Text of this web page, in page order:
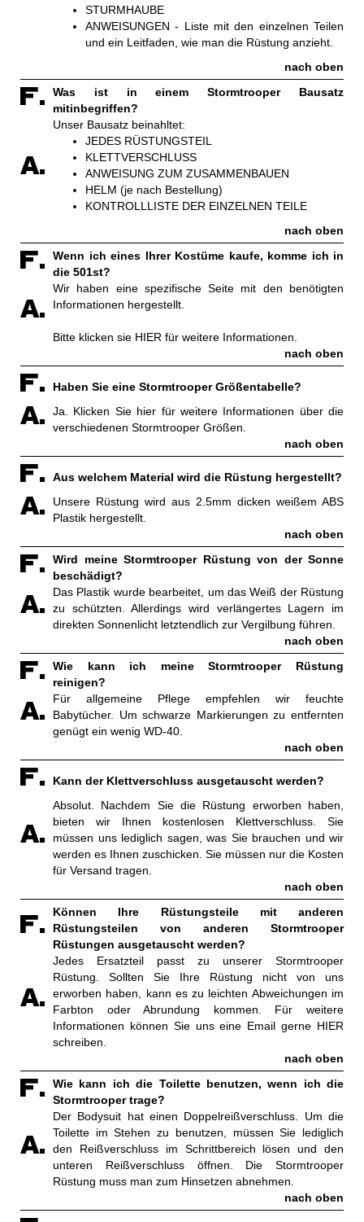
STURMHAUBE
ANWEISUNGEN - Liste mit den einzelnen Teilen
und ein Leitfaden, wie man die Rüstung anzieht.
nach oben
Was ist in einem Stormtrooper Bausatz
mitinbegriffen?
Unser Bausatz beinahltet:
JEDES RÜSTUNGSTEIL
KLETTVERSCHLUSS
ANWEISUNG ZUM ZUSAMMENBAUEN
HELM (je nach Bestellung)
KONTROLLLISTE DER EINZELNEN TEILE
nach oben
Wenn ich eines Ihrer Kostüme kaufe, komme ich in
die 501st?
Wir haben eine spezifische Seite mit den benötigten
Informationen hergestellt.
Bitte klicken sie HIER für weitere Informationen.
nach oben
Haben Sie eine Stormtrooper Größentabelle?
Ja. Klicken Sie hier für weitere Informationen über die
verschiedenen Stormtrooper Größen.
nach oben
Aus welchem Material wird die Rüstung hergestellt?
Unsere Rüstung wird aus 2.5mm dicken weißem ABS
Plastik hergestellt.
nach oben
Wird meine Stormtrooper Rüstung von der Sonne
beschädigt?
Das Plastik wurde bearbeitet, um das Weiß der Rüstung
zu schützten. Allerdings wird verlängertes Lagern im
direkten Sonnenlicht letztendlich zur Vergilbung führen.
nach oben
Wie kann ich meine Stormtrooper Rüstung
reinigen?
Für allgemeine Pflege empfehlen wir feuchte
Babytücher. Um schwarze Markierungen zu entfernten
genügt ein wenig WD-40.
nach oben
Kann der Klettverschluss ausgetauscht werden?
Absolut. Nachdem Sie die Rüstung erworben haben,
bieten wir Ihnen kostenlosen Klettverschluss. Sie
müssen uns lediglich sagen, was Sie brauchen und wir
werden es Ihnen zuschicken. Sie müssen nur die Kosten
für Versand tragen.
nach oben
Können Ihre Rüstungsteile mit anderen
Rüstungsteilen von anderen Stormtrooper
Rüstungen ausgetauscht werden?
Jedes Ersatzteil passt zu unserer Stormtrooper
Rüstung. Sollten Sie Ihre Rüstung nicht von uns
erworben haben, kann es zu leichten Abweichungen im
Farbton oder Abrundung kommen. Für weitere
Informationen können Sie uns eine Email gerne HIER
schreiben.
nach oben
Wie kann ich die Toilette benutzen, wenn ich die
Stormtrooper trage?
Der Bodysuit hat einen Doppelreißverschluss. Um die
Toilette im Stehen zu benutzen, müssen Sie lediglich
den Reißverschluss im Schrittbereich lösen und den
unteren Reißverschluss öffnen. Die Stormtrooper
Rüstung muss man zum Hinsetzen abnehmen.
nach oben